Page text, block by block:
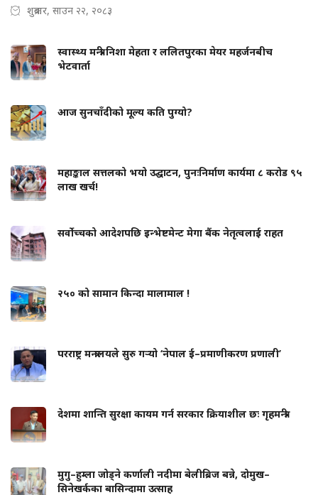
शुक्रबार, साउन २२, २०८३
स्वास्थ्य मन्त्री निशा मेहता र ललितपुरका मेयर महर्जनबीच
भेटवार्ता
आज सुनचाँदीको मूल्य कति पुग्यो?
महाङ्काल सत्तलको भयो उद्घाटन, पुनःनिर्माण कार्यमा ८ करोड ९५
लाख खर्च!
सर्वोच्चको आदेशपछि इन्भेष्टमेन्ट मेगा बैंक नेतृत्वलाई राहत
२५० को सामान किन्दा मालामाल !
परराष्ट्र मन्त्रालयले सुरु गर्‍यो ‘नेपाल ई–प्रमाणीकरण प्रणाली’
देशमा शान्ति सुरक्षा कायम गर्न सरकार क्रियाशील छः गृहमन्त्री
मुगु–हुम्ला जोड्ने कर्णाली नदीमा बेलीब्रिज बन्ने, दोमुख–
सिनेखर्कका बासिन्दामा उत्साह